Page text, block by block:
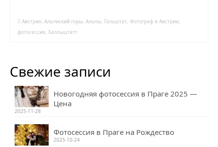
Австрия, Альпиский горы, Альпы, Гальштат, Фотограф в Австрии,
фотосессия, Халльштатт
Свежие записи
Новогодняя фотосессия в Праге 2025 —
Цена
2025-11-28
Фотосессия в Праге на Рождество
2025-10-24